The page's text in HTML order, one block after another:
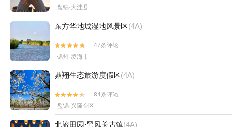
盘锦·大洼县
东方华地城湿地风景区(4A)


47条评论
锦州·凌海市
鼎翔生态旅游度假区(4A)


84条评论
盘锦·兴隆台区
北旅田园·黑风关古镇(4A)